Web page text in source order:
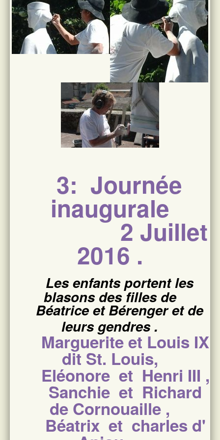
3: Journée
inaugurale
2 Juillet
2016 .
Les enfants portent les
blasons des filles de
Béatrice et Bérenger et de
leurs gendres .
Marguerite et Louis IX
dit St. Louis,
Eléonore et Henri III ,
Sanchie et Richard
de Cornouaille ,
Béatrix et charles d'